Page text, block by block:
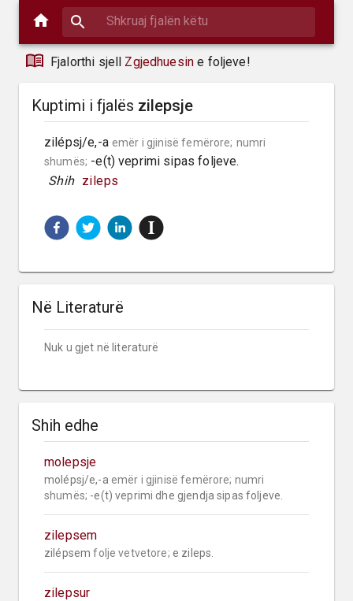
Fjalorthi sjell Zgjedhuesin e foljeve!
Kuptimi i fjalës zilepsje
zilépsj/e,-a emër i gjinisë femërore; numri
shumës; -e(t) veprimi sipas foljeve.
Shih zileps
Në Literaturë
Nuk u gjet në literaturë
Shih edhe
molepsje
molépsj/e,-a emër i gjinisë femërore; numri
shumës; -e(t) veprimi dhe gjendja sipas foljeve.
zilepsem
zilépsem folje vetvetore; e zileps.
zilepsur